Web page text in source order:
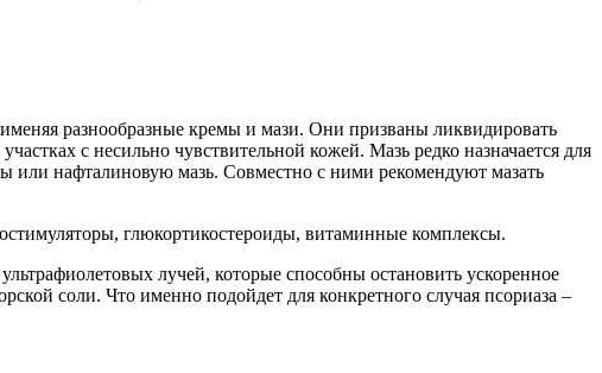
разнообразные кремы и мази. Они призваны ликвидировать
с несильно чувствительной кожей. Мазь редко назначается для
или нафталиновую мазь. Совместно с ними рекомендуют мазать
глюкортикостероиды, витаминные комплексы.
лучей, которые способны остановить ускоренное
соли. Что именно подойдет для конкретного случая псориаза –